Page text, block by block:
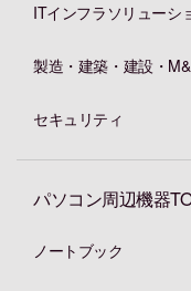
ITインフラソリューシ
製造・建築・建設・
セキュリティ
パソコン周辺機器
ノートブック